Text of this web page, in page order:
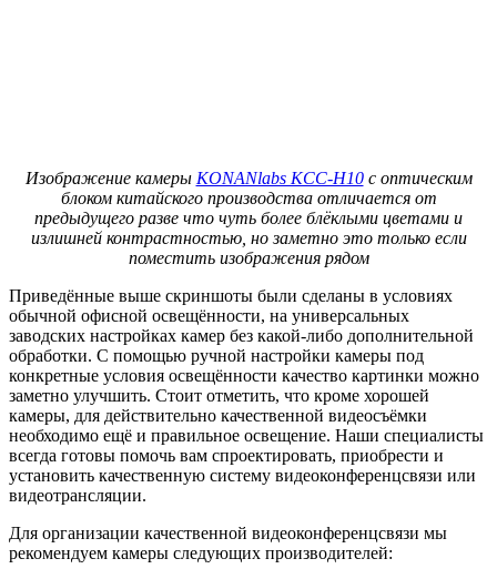
Изображение камеры KONANlabs KCC-H10с оптическим
блоком китайского производства отличается от
предыдущего разве что чуть более блёклыми цветами и
излишней контрастностью, но заметно это только если
поместить изображения рядом
Приведённые выше скриншоты были сделаны в условиях
обычной офисной освещённости, на универсальных
заводских настройках камер без какой-либо дополнительной
обработки. С помощью ручной настройки камеры под
конкретные условия освещённости качество картинки можно
заметно улучшить. Стоит отметить, что кроме хорошей
камеры, для действительно качественной видеосъёмки
необходимо ещё и правильное освещение. Наши специалисты
всегда готовы помочь вам спроектировать, приобрести и
установить качественную систему видеоконференцсвязи или
видеотрансляции.
Для организации качественной видеоконференцсвязи мы
рекомендуем камеры следующих производителей: